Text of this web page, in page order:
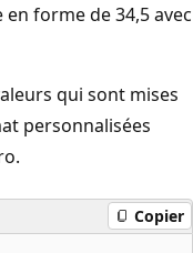
forme de 34,5 avec
qui sont mises
personnalisées
Copier